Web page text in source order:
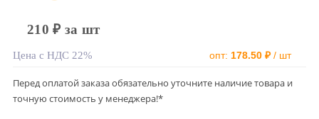
210 ₽ за шт
Цена с НДС 22% опт: 178.50 ₽/ шт
Перед оплатой заказа обязательно уточните наличие товара и
точную стоимость у менеджера!*